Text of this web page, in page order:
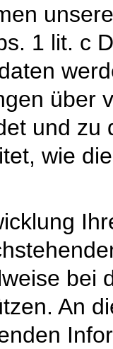
1 lit. c
über
und zu
wie
bei
An